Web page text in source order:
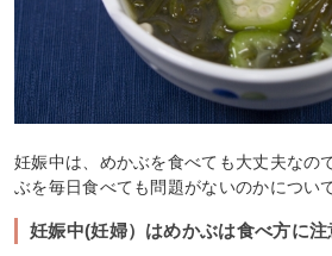
妊娠中は、めかぶを食べても大丈夫なの
ぶを毎日食べても問題がないのかについ
妊娠中(妊婦）はめかぶは食べ方に